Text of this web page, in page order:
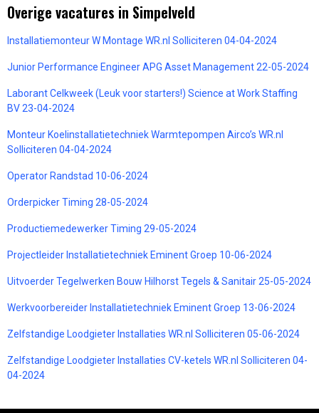
Overige vacatures in Simpelveld
Installatiemonteur W Montage WR.nl Solliciteren 04-04-2024
Junior Performance Engineer APG Asset Management 22-05-2024
Laborant Celkweek (Leuk voor starters!) Science at Work Staffing
BV 23-04-2024
Monteur Koelinstallatietechniek Warmtepompen Airco’s WR.nl
Solliciteren 04-04-2024
Operator Randstad 10-06-2024
Orderpicker Timing 28-05-2024
Productiemedewerker Timing 29-05-2024
Projectleider Installatietechniek Eminent Groep 10-06-2024
Uitvoerder Tegelwerken Bouw Hilhorst Tegels & Sanitair 25-05-2024
Werkvoorbereider Installatietechniek Eminent Groep 13-06-2024
Zelfstandige Loodgieter Installaties WR.nl Solliciteren 05-06-2024
Zelfstandige Loodgieter Installaties CV-ketels WR.nl Solliciteren 04-
04-2024